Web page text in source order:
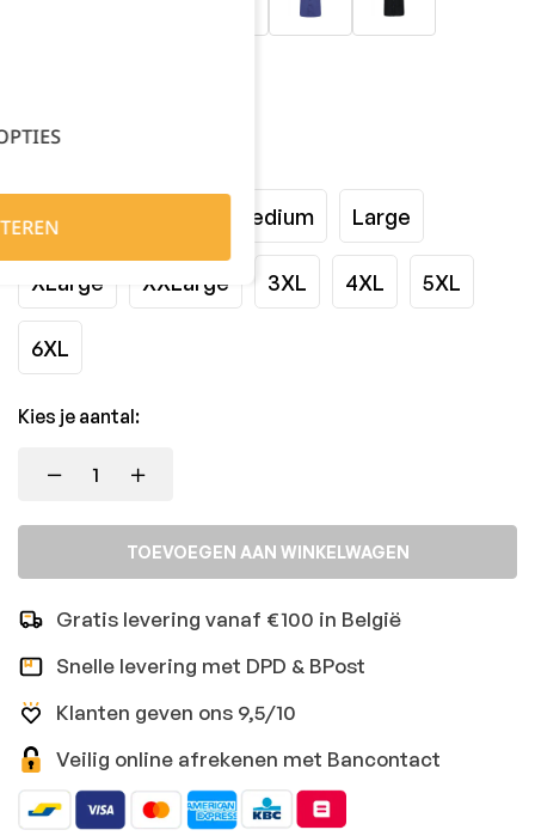
XSmall Medium Large
XLarge XXLarge 3XL 4XL 5XL
6XL
Kies je aantal:
TOEVOEGEN AAN WINKELWAGEN
Gratis levering vanaf €100 in België
Snelle levering met DPD & BPost
Klanten geven ons 9,5/10
Veilig online afrekenen met Bancontact